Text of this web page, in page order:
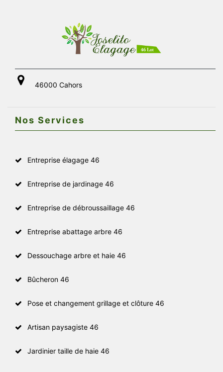
46000 Cahors
Nos Services
Entreprise élagage 46
Entreprise de jardinage 46
Entreprise de débroussaillage 46
Entreprise abattage arbre 46
Dessouchage arbre et haie 46
Bûcheron 46
Pose et changement grillage et clôture 46
Artisan paysagiste 46
Jardinier taille de haie 46